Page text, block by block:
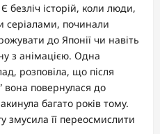
безліч історій, коли люди,
починали
до Японії чи навіть
з анімацією. Одна
розповіла, що після
вона повернулася до
багато років тому.
змусила її переосмислити